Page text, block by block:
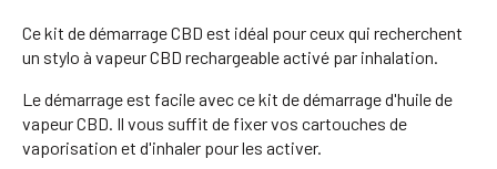
Ce kit de démarrage CBD est idéal pour ceux qui recherchent
un stylo à vapeur CBD rechargeable activé par inhalation.
Le démarrage est facile avec ce kit de démarrage d'huile de
vapeur CBD. Il vous suffit de fixer vos cartouches de
vaporisation et d'inhaler pour les activer.